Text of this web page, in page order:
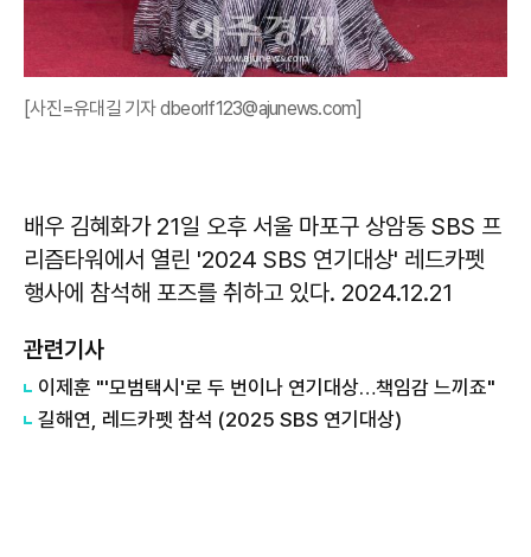
[사진=유대길 기자 dbeorlf123@ajunews.com]
배우 김혜화가 21일 오후 서울 마포구 상암동 SBS 프
리즘타워에서 열린 '2024 SBS 연기대상' 레드카펫
행사에 참석해 포즈를 취하고 있다. 2024.12.21
관련기사
이제훈 "'모범택시'로 두 번이나 연기대상…책임감 느끼죠"
길해연, 레드카펫 참석 (2025 SBS 연기대상)